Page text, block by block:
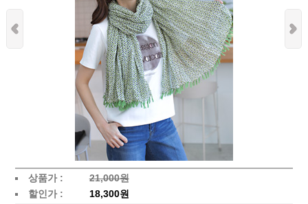
상품가 :
21,000원
할인가 :
18,300원